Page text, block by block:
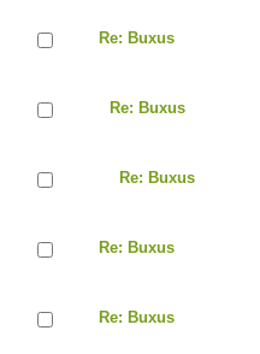
Re: Buxus
Re: Buxus
Re: Buxus
Re: Buxus
Re: Buxus